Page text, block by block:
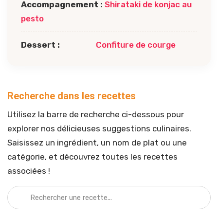
Accompagnement : Shirataki de konjac au
pesto
Dessert : Confiture de courge
Recherche dans les recettes
Utilisez la barre de recherche ci-dessous pour
explorer nos délicieuses suggestions culinaires.
Saisissez un ingrédient, un nom de plat ou une
catégorie, et découvrez toutes les recettes
associées !